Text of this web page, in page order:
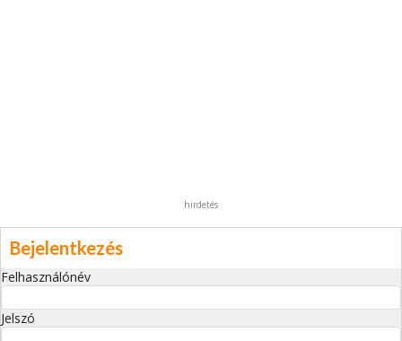
hirdetés
Bejelentkezés
Felhasználónév
Jelszó